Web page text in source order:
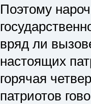
Поэтому
вряд ли
настоящих
горячая
патриотов